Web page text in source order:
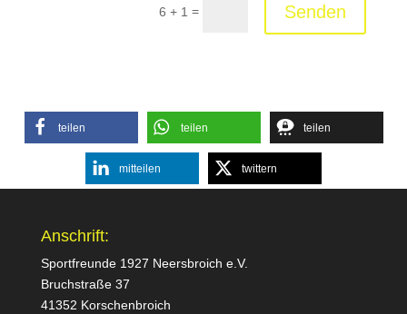
6 + 1 = Senden
teilen teilen teilen
mitteilen twittern
Anschrift:
Sportfreunde 1927 Neersbroich e.V.
Bruchstraße 37
41352 Korschenbroich